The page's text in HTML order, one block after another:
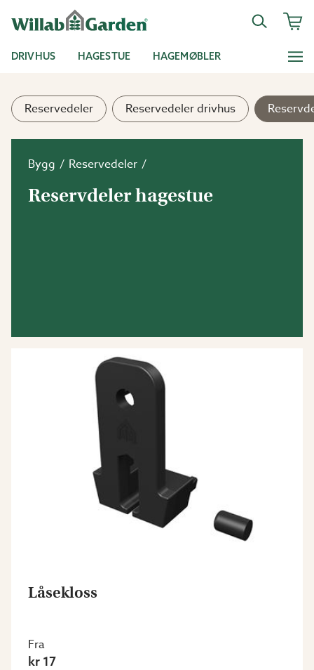
DRIVHUS HAGESTUE HAGEMØBLER
Reservedeler Reservedeler drivhus
Bygg Reservedeler
Reservdeler hagestue
Låsekloss
Fra
kr 17